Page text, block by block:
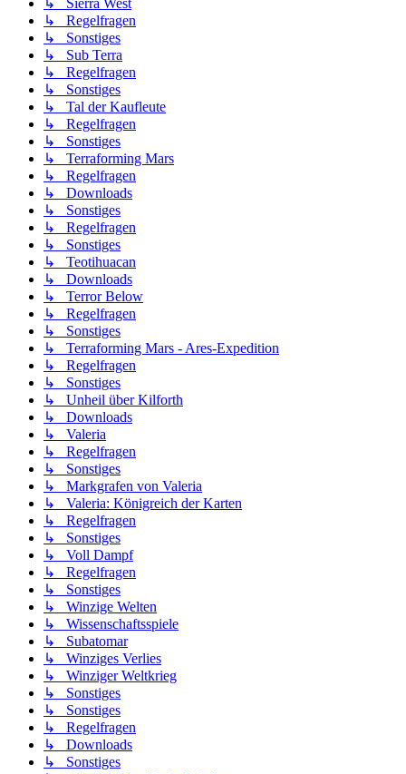
↳ Sierra West
↳ Regelfragen
↳ Sonstiges
↳ Sub Terra
↳ Regelfragen
↳ Sonstiges
↳ Tal der Kaufleute
↳ Regelfragen
↳ Sonstiges
↳ Terraforming Mars
↳ Regelfragen
↳ Downloads
↳ Sonstiges
↳ Regelfragen
↳ Sonstiges
↳ Teotihuacan
↳ Downloads
↳ Terror Below
↳ Regelfragen
↳ Sonstiges
↳ Terraforming Mars - Ares-Expedition
↳ Regelfragen
↳ Sonstiges
↳ Unheil über Kilforth
↳ Downloads
↳ Valeria
↳ Regelfragen
↳ Sonstiges
↳ Markgrafen von Valeria
↳ Valeria: Königreich der Karten
↳ Regelfragen
↳ Sonstiges
↳ Voll Dampf
↳ Regelfragen
↳ Sonstiges
↳ Winzige Welten
↳ Wissenschaftsspiele
↳ Subatomar
↳ Winziges Verlies
↳ Winziger Weltkrieg
↳ Sonstiges
↳ Sonstiges
↳ Regelfragen
↳ Downloads
↳ Sonstiges